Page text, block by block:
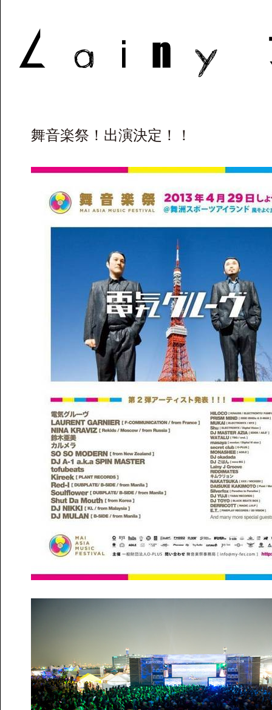
舞音楽祭！出演決定！！